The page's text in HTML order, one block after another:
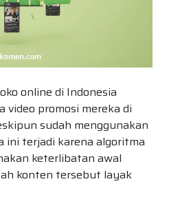
online di Indonesia
video promosi mereka di
sudah menggunakan
ini terjadi karena algoritma
keterlibatan awal
konten tersebut layak